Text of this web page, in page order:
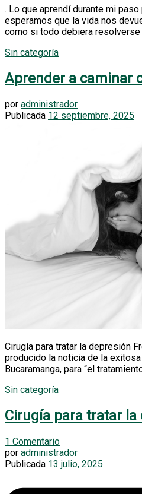
. Lo que aprendí durante mi
esperamos que la vida nos
como si todo debiera resolverse
Sin categoría
Aprender a caminar
por administrador
Publicada 12 septiembre, 2025
Cirugía para tratar la depresión
producido la noticia de la
Bucaramanga, para “el
Sin categoría
Cirugía para tratar la
1 Comentario
por administrador
Publicada 13 julio, 2025